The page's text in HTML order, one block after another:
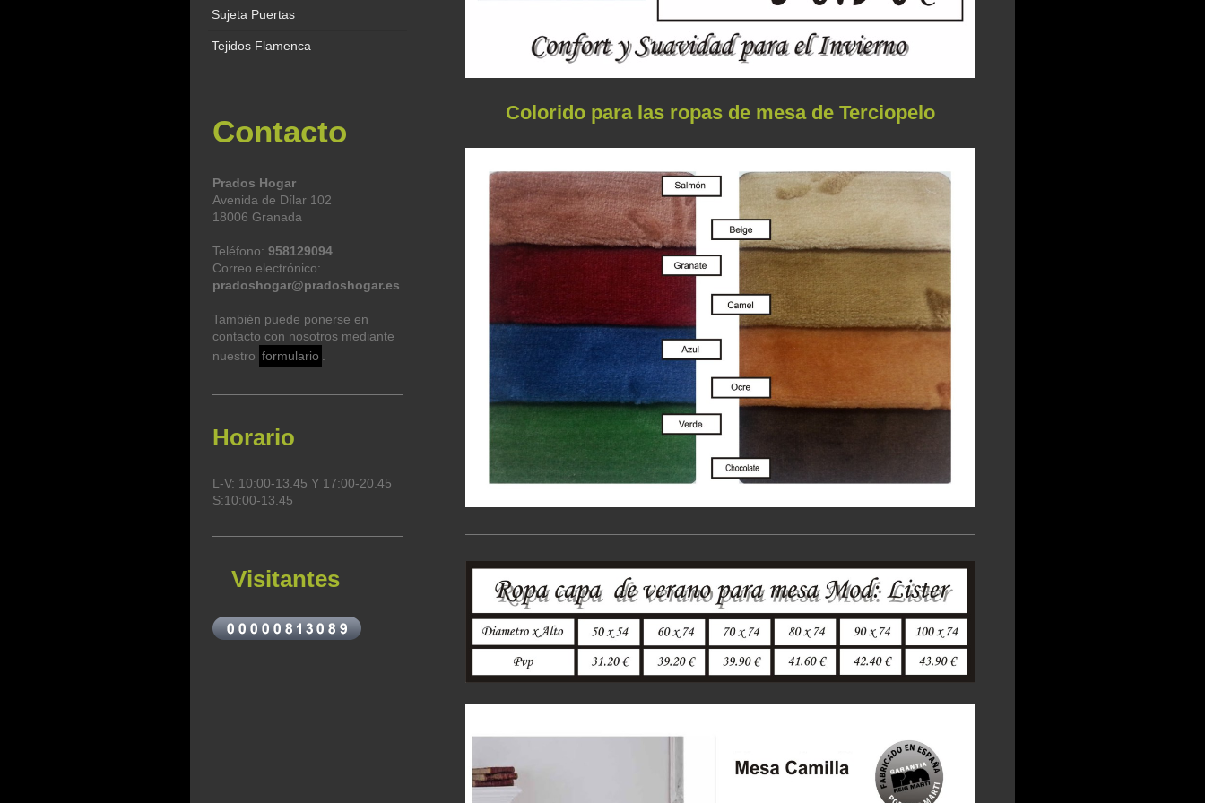
Colorido para las ropas de mesa de Terciopelo
Sujeta Puertas
Tejidos Flamenca
Contacto
Prados Hogar
Avenida de Dílar 102
18006 Granada
Teléfono: 958129094
Correo electrónico:
pradoshogar@pradoshogar.es
También puede ponerse en
contacto con nosotros mediante
nuestro formulario
Horario
L-V: 10:00-13.45 Y 17:00-20.45
S:10:00-13.45
Visitantes